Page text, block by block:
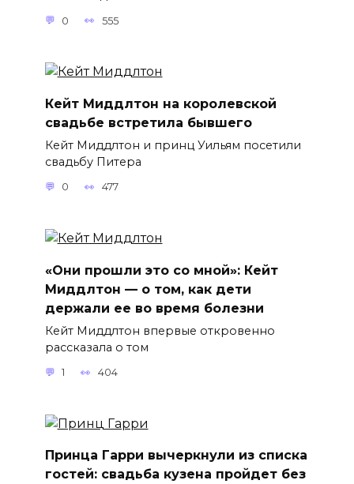
0 555
Кейт Миддлтон на королевской
свадьбе встретила бывшего
Кейт Миддлтон и принц Уильям посетили
свадьбу Питера
0 477
«Они прошли это со мной»: Кейт
Миддлтон — о том, как дети
держали ее во время болезни
Кейт Миддлтон впервые откровенно
рассказала о том
1 404
Принца Гарри вычеркнули из списка
гостей: свадьба кузена пройдет без